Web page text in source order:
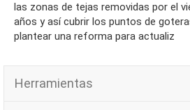
las zonas de tejas removidas por el
años y así cubrir los puntos de
plantear una reforma para actualiz
Herramientas